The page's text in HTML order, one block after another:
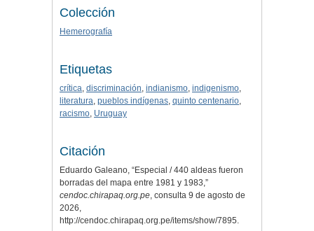
Colección
Hemerografía
Etiquetas
crítica, discriminación, indianismo, indigenismo,
literatura, pueblos indígenas, quinto centenario,
racismo, Uruguay
Citación
Eduardo Galeano, “Especial / 440 aldeas fueron
borradas del mapa entre 1981 y 1983,”
cendoc.chirapaq.org.pe, consulta 9 de agosto de
2026,
http://cendoc.chirapaq.org.pe/items/show/7895.